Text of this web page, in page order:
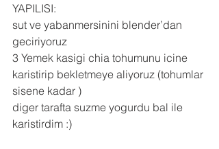
YAPILISI:
sut ve yabanmersinini blender’dan
geciriyoruz
3 Yemek kasigi chia tohumunu icine
karistirip bekletmeye aliyoruz (tohumlar
sisene kadar )
diger tarafta suzme yogurdu bal ile
karistirdim :)